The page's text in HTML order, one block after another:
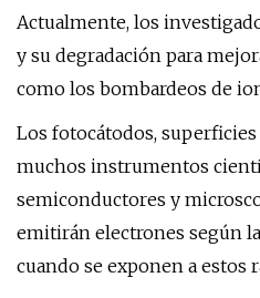
Actualmente, los
y su degradación para
como los bombardeos de
Los fotocátodos,
muchos instrumentos
semiconductores y
emitirán electrones según
cuando se exponen a estos